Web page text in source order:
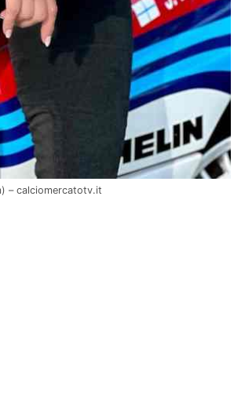
– calciomercatotv.it